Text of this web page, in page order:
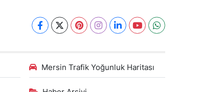
Mersin Trafik Yoğunluk Haritası